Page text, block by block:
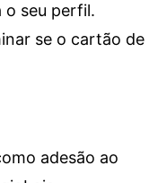
o seu perfil.
se o cartão de
adesão ao